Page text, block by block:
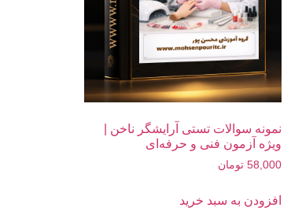
نمونه سوالات تستی آرایشگر ناخن |
ویژه آزمون فنی و حرفه‌ای
58,000 تومان
افزودن به سبد خرید